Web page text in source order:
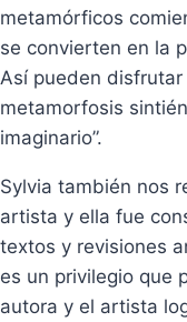
metamórficos
se convierten en la
Así pueden
metamorfosis
imaginario”.
Sylvia también nos
artista y ella fue
textos y revisiones
es un privilegio que
autora y el artista